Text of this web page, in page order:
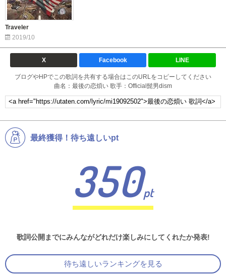
Traveler
2019/10
X Facebook LINE
ブログやHPでこの歌詞を共有する場合はこのURLをコピーしてください
曲名：最後の恋煩い 歌手：Official髭男dism
最終獲得！待ち遠しいpt
350pt
歌詞公開までにみんながどれだけ楽しみにしてくれたか発表!
待ち遠しいランキングを見る